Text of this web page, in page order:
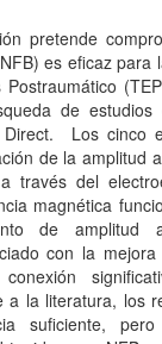
pretende
es eficaz para
de
Direct. Los cinco
de la amplitud
través del
magnética
de amplitud
con la
la literatura, los
suficiente,